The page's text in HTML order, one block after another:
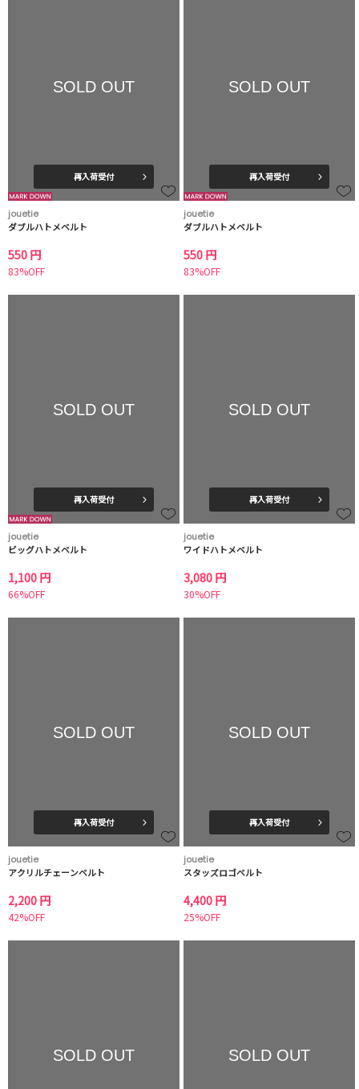
SOLD OUT
再入荷受付
jouetie
ダブルハトメベルト
550 円
83%OFF
SOLD OUT
再入荷受付
jouetie
ダブルハトメベルト
550 円
83%OFF
SOLD OUT
再入荷受付
jouetie
ビッグハトメベルト
1,100 円
66%OFF
SOLD OUT
再入荷受付
jouetie
ワイドハトメベルト
3,080 円
30%OFF
SOLD OUT
再入荷受付
jouetie
アクリルチェーンベルト
2,200 円
42%OFF
SOLD OUT
再入荷受付
jouetie
スタッズロゴベルト
4,400 円
25%OFF
SOLD OUT SOLD OUT